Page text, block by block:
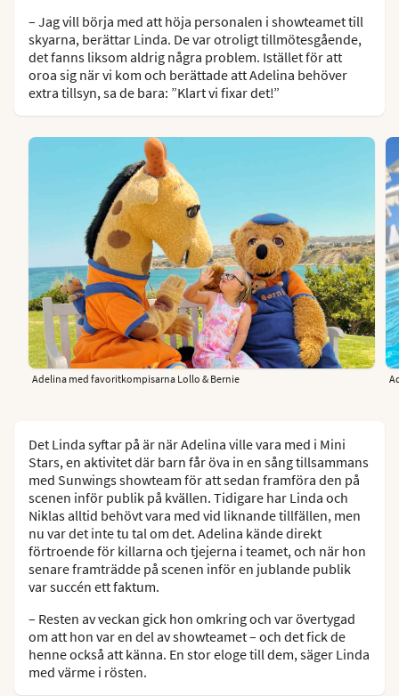
– Jag vill börja med att höja personalen i showteamet till
skyarna, berättar Linda. De var otroligt tillmötesgående,
det fanns liksom aldrig några problem. Istället för att
oroa sig när vi kom och berättade att Adelina behöver
extra tillsyn, sa de bara: ”Klart vi fixar det!”
Adelina med favoritkompisarna Lollo & Bernie
Det Linda syftar på är när Adelina ville vara med i Mini
Stars, en aktivitet där barn får öva in en sång tillsammans
med Sunwings showteam för att sedan framföra den på
scenen inför publik på kvällen. Tidigare har Linda och
Niklas alltid behövt vara med vid liknande tillfällen, men
nu var det inte tu tal om det. Adelina kände direkt
förtroende för killarna och tjejerna i teamet, och när hon
senare framträdde på scenen inför en jublande publik
var succén ett faktum.
– Resten av veckan gick hon omkring och var övertygad
om att hon var en del av showteamet – och det fick de
henne också att känna. En stor eloge till dem, säger Linda
med värme i rösten.